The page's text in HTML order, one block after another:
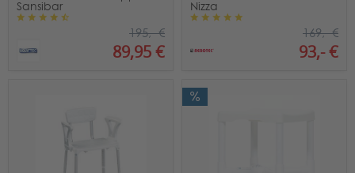
Sansibar
89,95 €
195,- €
Nizza
93,- €
169,- €